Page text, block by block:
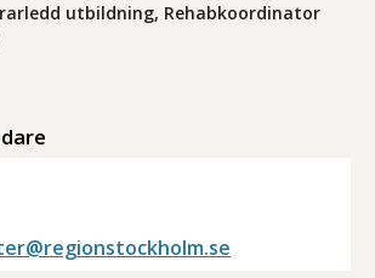
utbildning, Rehabkoordinator